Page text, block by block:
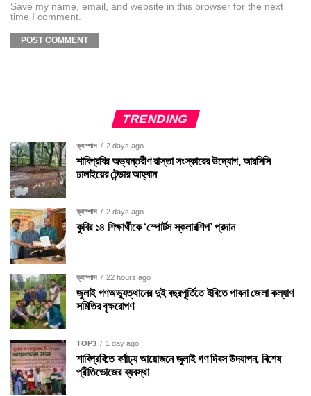
Save my name, email, and website in this browser for the next
time I comment.
TRENDING
ক্যাম্পাস 2 days ago
শাবিপ্রবির অভ্যন্তরীণ রাস্তা সংস্কারের উদ্যোগ, আরসিসি
ঢালাইয়ের টেন্ডার আহ্বান
ক্যাম্পাস 2 days ago
কুবির ১৪ শিক্ষার্থীকে ‘স্পোর্টস স্কলারশিপ’ প্রদান
ক্যাম্পাস 22 hours ago
জুলাই গণঅভ্যুত্থানের দুই বছরপূর্তিতে ইবিতে পাবনা জেলা কল্যাণ
সমিতির বৃক্ষরোপণ
TOP3 1 day ago
শাবিপ্রবিতে বর্ণাঢ্য আয়োজনে জুলাই গণ দিবস উদযাপন, বিশেষ
প্রীতিভোজের ব্যবস্থা